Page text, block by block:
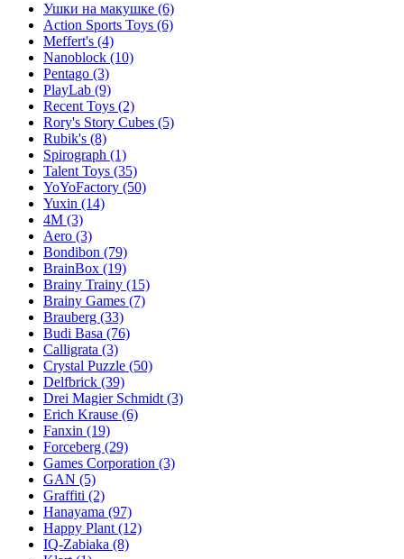
Ушки на макушке (6)
Action Sports Toys (6)
Meffert's (4)
Nanoblock (10)
Pentago (3)
PlayLab (9)
Recent Toys (2)
Rory's Story Cubes (5)
Rubik's (8)
Spirograph (1)
Talent Toys (35)
YoYoFactory (50)
Yuxin (14)
4M (3)
Aero (3)
Bondibon (79)
BrainBox (19)
Brainy Trainy (15)
Brainy Games (7)
Brauberg (33)
Budi Basa (76)
Calligrata (3)
Crystal Puzzle (50)
Delfbrick (39)
Drei Magier Schmidt (3)
Erich Krause (6)
Fanxin (19)
Forceberg (29)
Games Corporation (3)
GAN (5)
Graffiti (2)
Hanayama (97)
Happy Plant (12)
IQ-Zabiaka (8)